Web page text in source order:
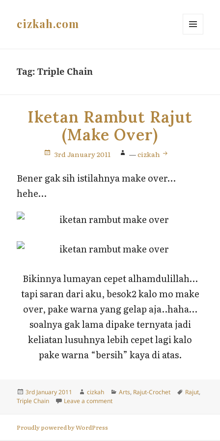
cizkah.com
Tag:Triple Chain
Iketan Rambut Rajut
(Make Over)
3rd January 2011 —cizkah
Bener gak sih istilahnya make over…
hehe…
Bikinnya lumayan cepet alhamdulillah…
tapi saran dari aku, besok2 kalo mo make
over, pake warna yang gelap aja..haha…
soalnya gak lama dipake ternyata jadi
keliatan lusuhnya lebih cepet lagi kalo
pake warna “bersih” kaya di atas.
Posted
on
3rd January 2011 Author
cizkah Categories
Arts, Rajut-Crochet Tags
Rajut,
Triple Chain
Leave a commenton Iketan Rambut Rajut (Make Over)
Proudly powered by WordPress